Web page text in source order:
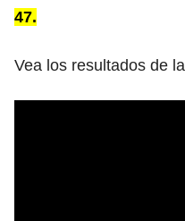
47.
Vea los resultados de la